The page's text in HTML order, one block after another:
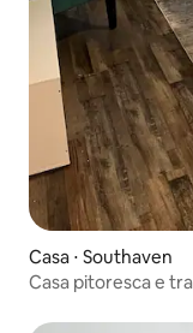
Casa ⋅ Southaven
Casa pitoresca e